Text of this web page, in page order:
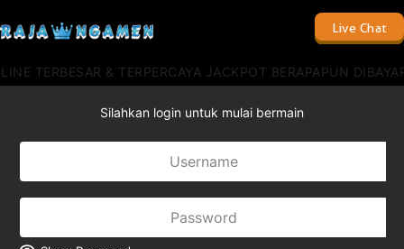
Live Chat
TERBESAR & TERPERCAYA JACKPOT BERAPAPUN
Silahkan login untuk mulai bermain